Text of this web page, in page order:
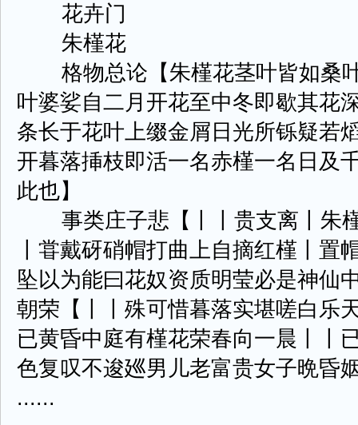
花卉门
朱槿花
格物总论【朱槿花茎叶皆如桑
叶婆娑自二月开花至中冬即歇其花
条长于花叶上缀金屑日光所铄疑若
开暮落挿枝即活一名赤槿一名日及
此也】
事类庄子悲【丨丨贵支离丨朱
丨甞戴砑硝帽打曲上自摘红槿丨置
坠以为能曰花奴资质明莹必是神仙
朝荣【丨丨殊可惜暮落实堪嗟白乐
已黄昏中庭有槿花荣春向一晨丨丨
色复叹不逡廵男儿老富贵女子晩昏
......